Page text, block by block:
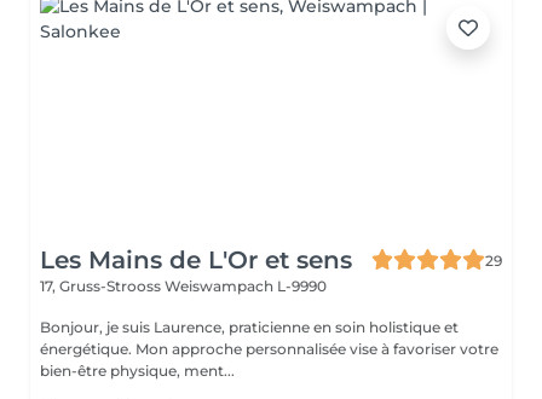
Les Mains de L'Or et sens
29
17, Gruss-Strooss Weiswampach L-9990
Bonjour, je suis Laurence, praticienne en soin holistique et
énergétique. Mon approche personnalisée vise à favoriser votre
bien-être physique, ment...